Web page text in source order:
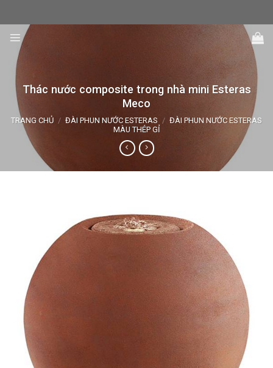
content
Thác nước composite trong nhà mini Esteras
Meco
TRANG CHỦ / ĐÀI PHUN NƯỚC ESTERAS / ĐÀI PHUN NƯỚC ESTERAS
MÀU THÉP GỈ